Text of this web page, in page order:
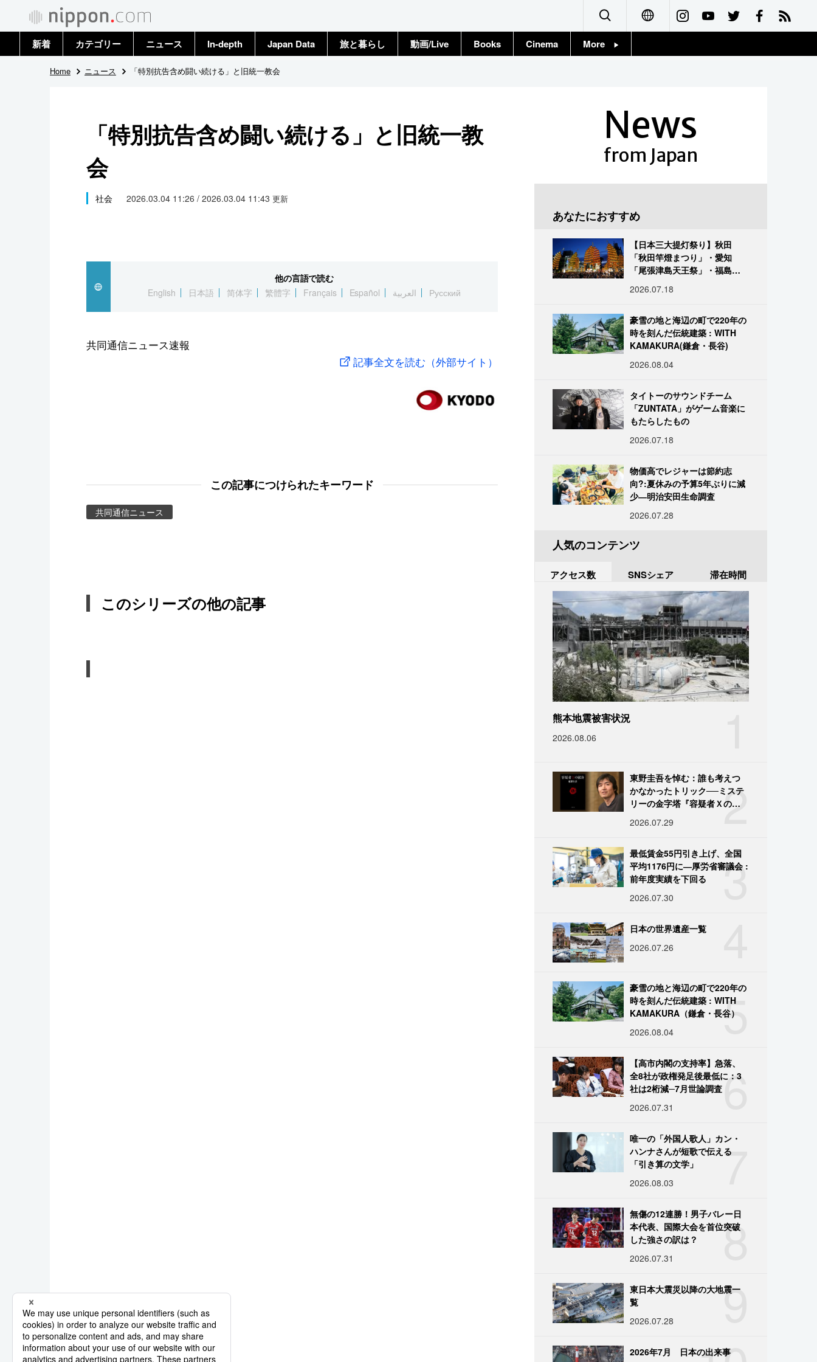
Français
新着 カテゴリー
政治・外交
社会
文化
スポーツ・東京2020
ニュース
トップ
In-depth Japan Data 旅と暮らし 動画/Live Books Cinema More
Home ニュース 「特別抗告含め闘い続ける」と旧統一教会
「特別抗告含め闘い続ける」と旧統一教
会
社会 2026.03.04 11:26 / 2026.03.04 11:43 更新
他の言語で読む
English
日本語 简体字 繁體字 Français Español العربية Русский
共同通信ニュース速報
記事全文を読む（外部サイト）
この記事につけられたキーワード
共同通信ニュース
このシリーズの他の記事
News
from Japan
あなたにおすすめ
【日本三大提灯祭り】秋田
「秋田竿燈まつり」・愛知
「尾張津島天王祭」・福島
だしい灯火が夜空を照らす光
2026.07.18
豪雪の地と海辺の町で220年の
時を刻んだ伝統建築 : WITH
KAMAKURA(鎌倉・長谷)
2026.08.04
タイトーのサウンドチーム
「ZUNTATA」がゲーム音楽に
もたらしたもの
2026.07.18
物価高でレジャーは節約志
向?:夏休みの予算5年ぶりに減
少―明治安田生命調査
2026.07.28
人気のコンテンツ
アクセス数 SNSシェア 滞在時間
熊本地震被害状況
2026.08.06
2
東野圭吾を悼む：誰も考えつ
かなかったトリック──ミステ
リーの金字塔『容疑者Ｘの献
2026.07.29
3
最低賃金55円引き上げ、全国
平均1176円に―厚労省審議会 :
前年度実績を下回る
2026.07.30
日本の世界遺産一覧
2026.07.26
5
豪雪の地と海辺の町で220年の
時を刻んだ伝統建築 : WITH
KAMAKURA（鎌倉・長谷）
2026.08.04
6
【高市内閣の支持率】急落、
全8社が政権発足後最低に：3
社は2桁減─7月世論調査
2026.07.31
7
唯一の「外国人歌人」カン・
ハンナさんが短歌で伝える
「引き算の文学」
2026.08.03
8
無傷の12連勝！男子バレー日
本代表、国際大会を首位突破
した強さの訳は？
2026.07.31
9
東日本大震災以降の大地震一
覧
2026.07.28
2026年7月 日本の出来事